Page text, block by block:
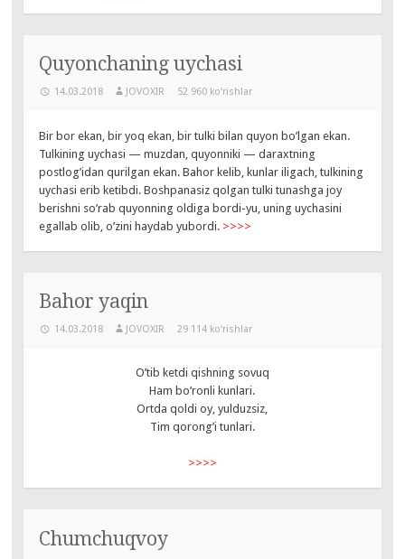
Quyonchaning uychasi
14.03.2018 JOVOXIR 52 960 ko‘rishlar
Bir bor ekan, bir yoq ekan, bir tulki bilan quyon bo’lgan ekan.
Tulkining uychasi — muzdan, quyonniki — daraxtning
postlog’idan qurilgan ekan. Bahor kelib, kunlar iligach, tulkining
uychasi erib ketibdi. Boshpanasiz qolgan tulki tunashga joy
berishni so’rab quyonning oldiga bordi-yu, uning uychasini
egallab olib, o’zini haydab yubordi. >>>>
Bahor yaqin
14.03.2018 JOVOXIR 29 114 ko‘rishlar
O’tib ketdi qishning sovuq
Ham bo’ronli kunlari.
Ortda qoldi oy, yulduzsiz,
Tim qorong’i tunlari.
>>>>
Chumchuqvoy